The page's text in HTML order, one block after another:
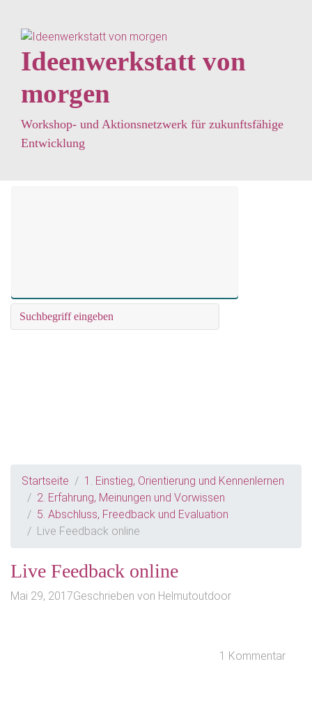
Ideenwerkstatt von
morgen
Workshop- und Aktionsnetzwerk für zukunftsfähige
Entwicklung
Startseite
1. Einstieg, Orientierung und Kennenlernen
2. Erfahrung, Meinungen und Vorwissen
5. Abschluss, Freedback und Evaluation
Live Feedback online
Live Feedback online
Mai 29, 2017Geschrieben von Helmutoutdoor
1 Kommentar